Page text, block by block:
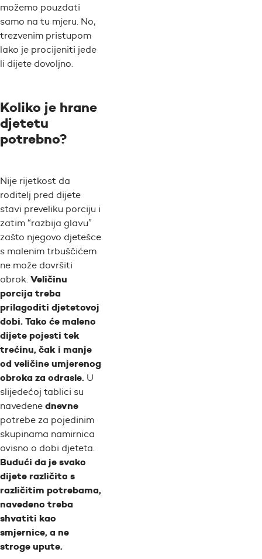
možemo pouzdati
samo na tu mjeru. No,
trezvenim pristupom
lako je procijeniti jede
li dijete dovoljno.
Koliko je hrane
djetetu
potrebno?
Nije rijetkost da
roditelj pred dijete
stavi preveliku porciju i
zatim “razbija glavu”
zašto njegovo djetešce
s malenim trbuščićem
ne može dovršiti
obrok. Veličinu
porcija treba
prilagoditi djetetovoj
dobi. Tako će maleno
dijete pojesti tek
trećinu, čak i manje
od veličine umjerenog
obroka za odrasle. U
slijedećoj tablici su
navedene dnevne
potrebe za pojedinim
skupinama namirnica
ovisno o dobi djeteta.
Budući da je svako
dijete različito s
različitim potrebama,
navedeno treba
shvatiti kao
smjernice, a ne
stroge upute.